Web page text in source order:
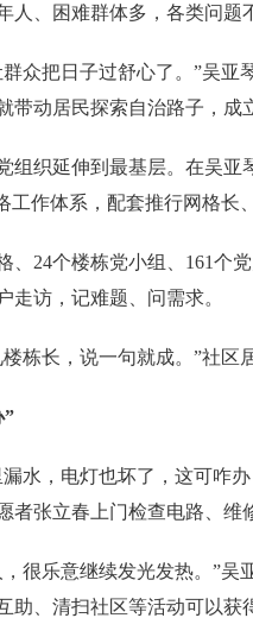
人、困难群体多，各类问题
把日子过舒心了。”吴亚
带动居民探索自治路子，成
织延伸到最基层。在吴亚
工作体系，配套推行网格长
24个楼栋党小组、161个
走访，记难题、问需求。
长，说一句就成。”社区居
”
，电灯也坏了，这可咋办
者张立春上门检查电路、维
乐意继续发光发热。”吴
助、清扫社区等活动可以